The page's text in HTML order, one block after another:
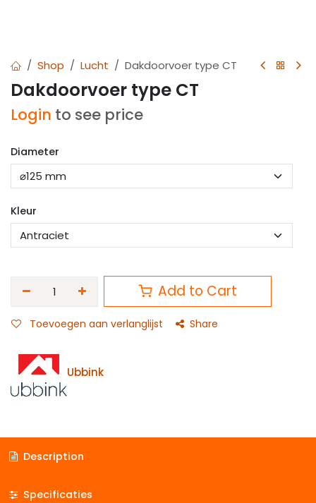
Shop Lucht Dakdoorvoer type CT
Dakdoorvoer type CT
Login to see price
Diameter
Kleur
Add to Cart
Toevoegen aan verlanglijst Share
Ubbink
Description
Specificaties